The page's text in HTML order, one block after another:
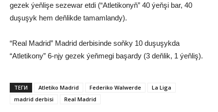
gezek ýeňlişe sezewar etdi (“Atletikonyň” 40 ýeňşi bar, 40
duşuşyk hem deňlikde tamamlandy).
“Real Madrid” Madrid derbisinde soňky 10 duşuşykda
“Atletikony” 6-njy gezek ýeňmegi başardy (3 deňlik, 1 ýeňliş).
ТЕГИ Atletiko Madrid Federiko Walwerde
La Liga
madrid derbisi
Real Madrid